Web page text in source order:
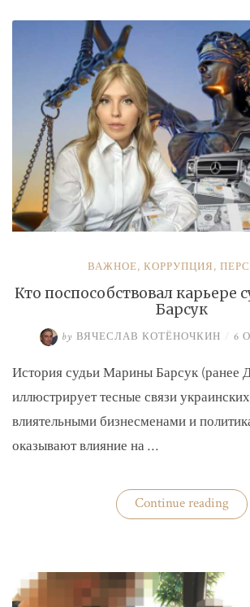
ВАЖНОЕ, КОРРУПЦИЯ,
Кто поспособствовал карьере
Барсук
by ВЯЧЕСЛАВ КОТЁНОЧКИН / 6
История судьи Марины Барсук (ранее
иллюстрирует тесные связи
влиятельными бизнесменами и
оказывают влияние на …
Continue reading«Кто